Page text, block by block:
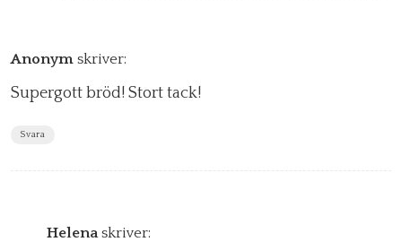
Anonym skriver:
Supergott bröd! Stort tack!
Svara
Helena skriver: